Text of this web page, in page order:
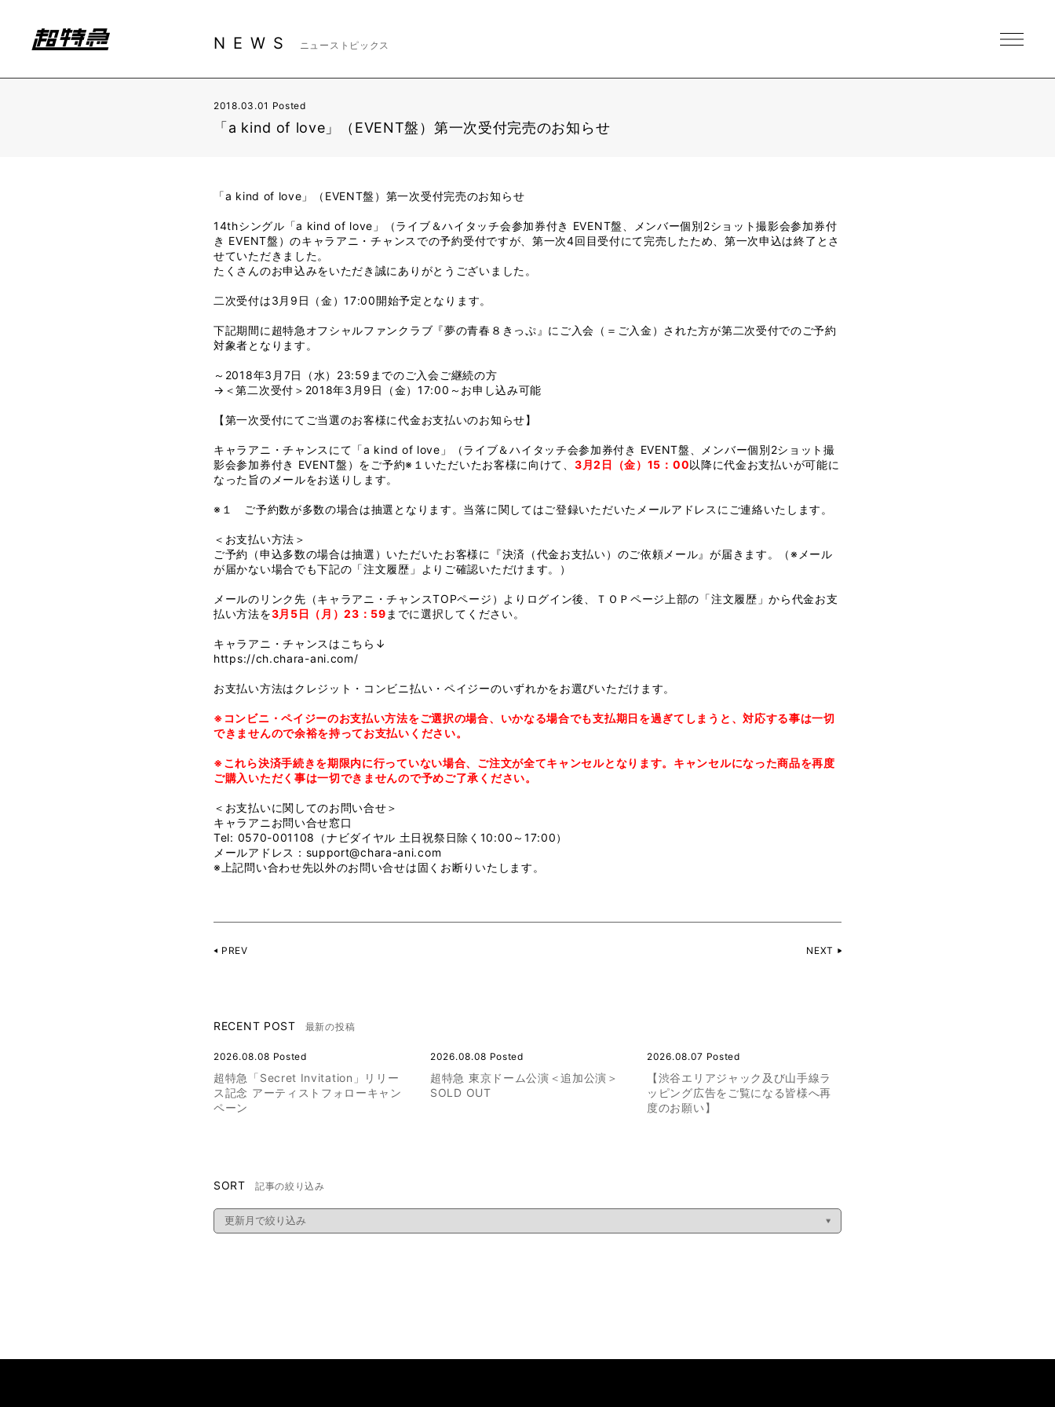
NEWS ニューストピックス
2018.03.01 Posted
「a kind of love」（EVENT盤）第一次受付完売のお知らせ
「a kind of love」（EVENT盤）第一次受付完売のお知らせ
14thシングル「a kind of love」（ライブ＆ハイタッチ会参加券付き EVENT盤、メンバー個別2ショット撮影会参加券付
き EVENT盤）のキャラアニ・チャンスでの予約受付ですが、第一次4回目受付にて完売したため、第一次申込は終了とさ
せていただきました。
たくさんのお申込みをいただき誠にありがとうございました。
二次受付は3月9日（金）17:00開始予定となります。
下記期間に超特急オフシャルファンクラブ『夢の青春８きっぷ』にご入会（＝ご入金）された方が第二次受付でのご予約
対象者となります。
～2018年3月7日（水）23:59までのご入会ご継続の方
→＜第二次受付＞2018年3月9日（金）17:00～お申し込み可能
【第一次受付にてご当選のお客様に代金お支払いのお知らせ】
キャラアニ・チャンスにて「a kind of love」（ライブ＆ハイタッチ会参加券付き EVENT盤、メンバー個別2ショット撮
影会参加券付き EVENT盤）をご予約※１いただいたお客様に向けて、 3月2日（金）15：00以降に代金お支払いが可能に
なった旨のメールをお送りします。
※１ ご予約数が多数の場合は抽選となります。当落に関してはご登録いただいたメールアドレスにご連絡いたします。
＜お支払い方法＞
ご予約（申込多数の場合は抽選）いただいたお客様に『決済（代金お支払い）のご依頼メール』が届きます。（※メール
が届かない場合でも下記の「注文履歴」よりご確認いただけます。）
メールのリンク先（キャラアニ・チャンスTOPページ）よりログイン後、ＴＯＰページ上部の「注文履歴」から代金お支
払い方法を3月5日（月）23：59 までに選択してください。
キャラアニ・チャンスはこちら↓
https://ch.chara-ani.com/
お支払い方法はクレジット・コンビニ払い・ペイジーのいずれかをお選びいただけます。
※コンビニ・ペイジーのお支払い方法をご選択の場合、いかなる場合でも支払期日を過ぎてしまうと、対応する事は一切
できませんので余裕を持ってお支払いください。
※これら決済手続きを期限内に行っていない場合、ご注文が全てキャンセルとなります。キャンセルになった商品を再度
ご購入いただく事は一切できませんので予めご了承ください。
＜お支払いに関してのお問い合せ＞
キャラアニお問い合せ窓口
Tel: 0570-001108（ナビダイヤル 土日祝祭日除く10:00～17:00）
メールアドレス：support@chara-ani.com
※上記問い合わせ先以外のお問い合せは固くお断りいたします。
PREV NEXT
RECENT POST 最新の投稿
2026.08.08 Posted
超特急「Secret Invitation」リリー
ス記念 アーティストフォローキャン
ペーン
2026.08.08 Posted
超特急 東京ドーム公演＜追加公演＞
SOLD OUT
2026.08.07 Posted
【渋谷エリアジャック及び山手線ラ
ッピング広告をご覧になる皆様へ再
度のお願い】
SORT 記事の絞り込み